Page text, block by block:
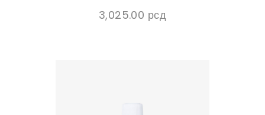
3,025.00 рсд